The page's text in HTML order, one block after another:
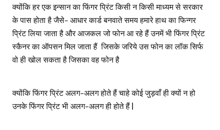
क्योंकि हर एक इन्सान का फिंगर प्रिंट किसी न किसी माध्यम से सरकार
के पास होता है जैसे- आधार कार्ड बनवाते समय हमारे हाथ का फिन्गर
प्रिंट लिया जाता है और आजकल जो फोन आ रहे हैं उनमें भी फिंगर प्रिंट
स्कैनर का ऑपसन मिल जाता हैं जिसके जरिये उस फोन का लॉक सिर्फ
वो ही खोल सकता है जिसका वह फोन है
क्योंकि फिंगर प्रिंट अलग-अलग होते हैं चाहे कोई जुड़वाँ ही क्यों न हो
उनके फिंगर प्रिंट भी अलग-अलग ही होते हैं|